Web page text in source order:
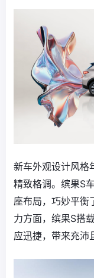
新车外观设计风格
精致格调。缤果S
座布局，巧妙平衡
力方面，缤果S搭
应迅捷，带来充沛